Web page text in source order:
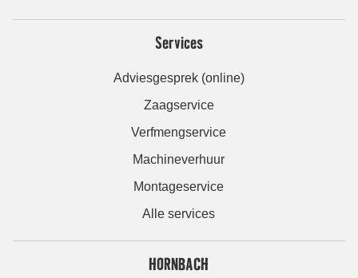
Services
Adviesgesprek (online)
Zaagservice
Verfmengservice
Machineverhuur
Montageservice
Alle services
HORNBACH